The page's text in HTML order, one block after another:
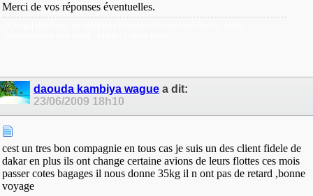
Merci de vos réponses éventuelles.
daouda kambiya wague a dit:
23/06/2009 18h10
cest un tres bon compagnie en tous cas je suis un des client fidele de
dakar en plus ils ont change certaine avions de leurs flottes ces mois
passer cotes bagages il nous donne 35kg il n ont pas de retard ,bonne
voyage